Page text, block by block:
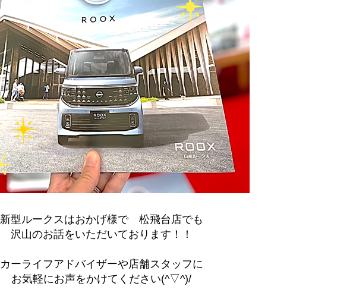
新型ルークスはおかげ様で 松飛台店でも
沢山のお話をいただいております！！
カーライフアドバイザーや店舗スタッフに
お気軽にお声をかけてください(^▽^)/